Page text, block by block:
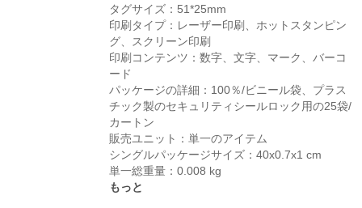
タグサイズ：51*25mm
印刷タイプ：レーザー印刷、ホットスタンピン
グ、スクリーン印刷
印刷コンテンツ：数字、文字、マーク、バーコ
ード
パッケージの詳細：100％/ビニール袋、プラス
チック製のセキュリティシールロック用の25袋/
カートン
販売ユニット：単一のアイテム
シングルパッケージサイズ：40x0.7x1 cm
単一総重量：0.008 kg
もっと